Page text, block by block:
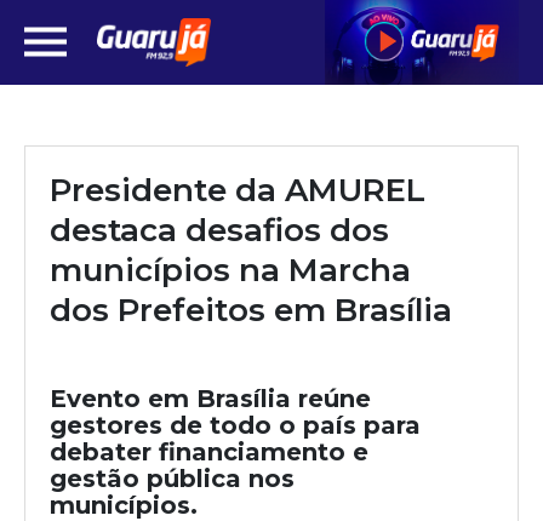
Presidente da AMUREL
destaca desafios dos
municípios na Marcha
dos Prefeitos em Brasília
Evento em Brasília reúne
gestores de todo o país para
debater financiamento e
gestão pública nos
municípios.